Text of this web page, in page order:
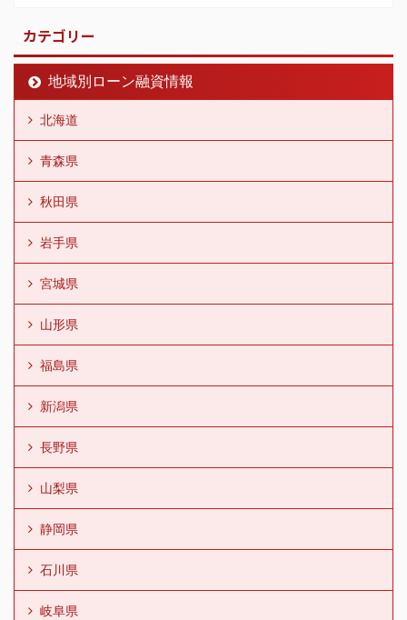
カテゴリー
地域別ローン融資情報
北海道
青森県
秋田県
岩手県
宮城県
山形県
福島県
新潟県
長野県
山梨県
静岡県
石川県
岐阜県